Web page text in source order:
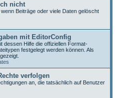
nicht
Beiträge oder viele Daten gelöscht
mit EditorConfig
dessen Hilfe die offiziellen Format-
festgelegt werden können. Als
verfolgen
an, die tatsächlich auf Benutzer